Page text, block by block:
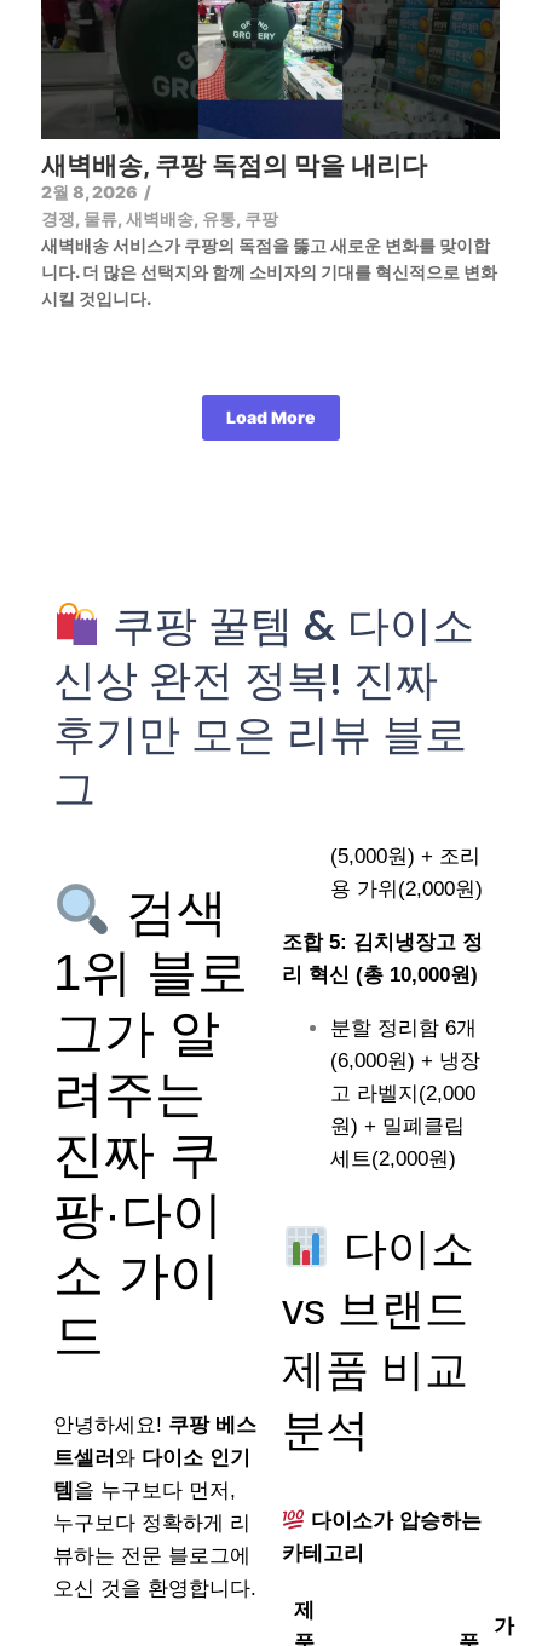
새벽배송, 쿠팡 독점의 막을 내리다
2월 8, 2026 /
경쟁, 물류, 새벽배송, 유통, 쿠팡
새벽배송 서비스가 쿠팡의 독점을 뚫고 새로운 변화를 맞이합
니다. 더 많은 선택지와 함께 소비자의 기대를 혁신적으로 변화
시킬 것입니다.
Load More
쿠팡 꿀템 & 다이소
신상 완전 정복! 진짜
후기만 모은 리뷰 블로
그
검색
1위 블로
그가 알
려주는
진짜 쿠
팡·다이
소 가이
드
안녕하세요! 쿠팡 베스
트셀러 와 다이소 인기
템 을 누구보다 먼저,
누구보다 정확하게 리
뷰하는 전문 블로그에
오신 것을 환영합니다.
(5,000원) + 조리
용 가위(2,000원)
조합 5: 김치냉장고 정
리 혁신 (총 10,000원)
분할 정리함 6개
(6,000원) + 냉장
고 라벨지(2,000
원) + 밀폐클립
세트(2,000원)
다이소
vs 브랜드
제품 비교
분석
다이소가 압승하는
카테고리
제
가